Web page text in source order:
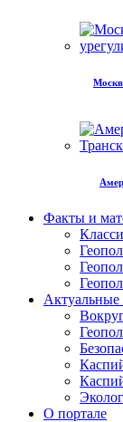
Факты и
О портале